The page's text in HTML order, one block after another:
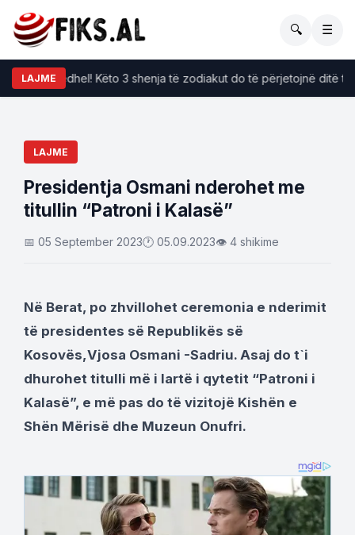
🔍 ☰
LAJME
i përkëdhel! Këto 3 shenja të zodiakut do të përjetojnë ditë të
LAJME
Presidentja Osmani nderohet me
titullin “Patroni i Kalasë”
📅 05 September 2023🕐 05.09.2023👁 4 shikime
Në Berat, po zhvillohet ceremonia e nderimit
të presidentes së Republikës së
Kosovës,Vjosa Osmani -Sadriu. Asaj do t`i
dhurohet titulli më i lartë i qytetit “Patroni i
Kalasë”, e më pas do të vizitojë Kishën e
Shën Mërisë dhe Muzeun Onufri.